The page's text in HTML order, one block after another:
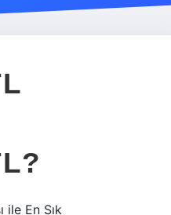
ile En Sık